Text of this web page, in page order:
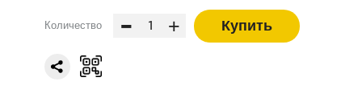
Количество - + Купить